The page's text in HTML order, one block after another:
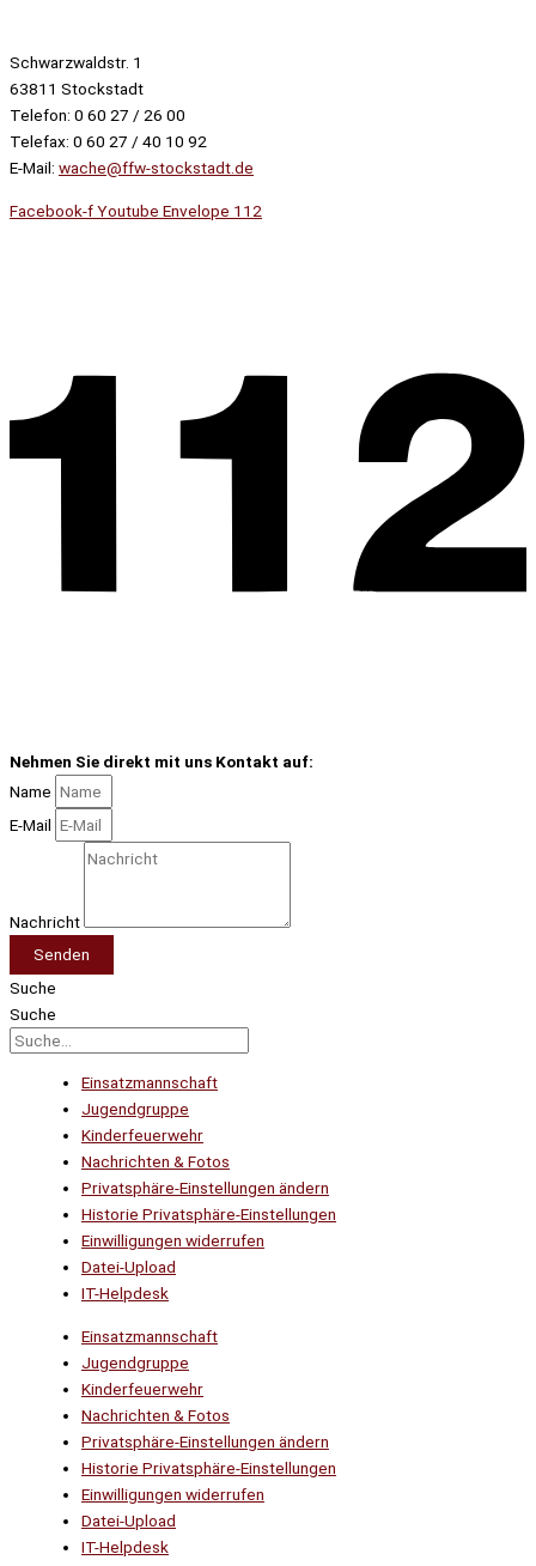
Schwarzwaldstr. 1
63811 Stockstadt
Telefon: 0 60 27 / 26 00
Telefax: 0 60 27 / 40 10 92
E-Mail: wache@ffw-stockstadt.de
Facebook-fYoutube Envelope 112
Nehmen Sie direkt mit uns Kontakt auf:
Name
E-Mail
Nachricht
Senden
Suche
Suche
Einsatzmannschaft
Jugendgruppe
Kinderfeuerwehr
Nachrichten & Fotos
Privatsphäre-Einstellungen ändern
Historie Privatsphäre-Einstellungen
Einwilligungen widerrufen
Datei-Upload
IT-Helpdesk
Einsatzmannschaft
Jugendgruppe
Kinderfeuerwehr
Nachrichten & Fotos
Privatsphäre-Einstellungen ändern
Historie Privatsphäre-Einstellungen
Einwilligungen widerrufen
Datei-Upload
IT-Helpdesk